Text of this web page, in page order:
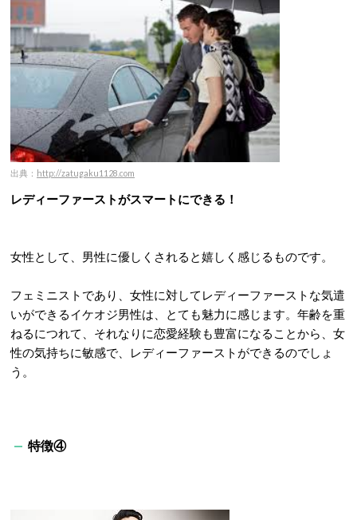
出典： http://zatugaku1128.com
レディーファーストがスマートにできる！
女性として、男性に優しくされると嬉しく感じるものです。
フェミニストであり、女性に対してレディーファーストな気遣
いができるイケオジ男性は、とても魅力に感じます。年齢を重
ねるにつれて、それなりに恋愛経験も豊富になることから、女
性の気持ちに敏感で、レディーファーストができるのでしょ
う。
特徴④